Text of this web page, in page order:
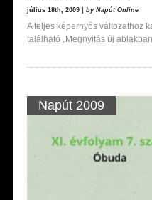
július 18th, 2009 | by Napút Online
A teljes képernyős változathoz
található „Megnyitás új
Napút 2009